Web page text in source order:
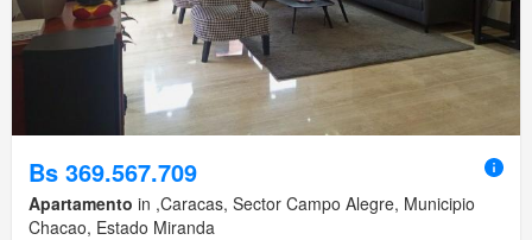
Bs 369.567.709
Apartamento in ,Caracas, Sector Campo Alegre, Municipio
Chacao, Estado Miranda